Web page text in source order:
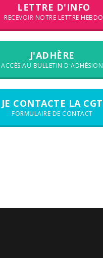
LETTRE D'INFO
RECEVOIR NOTRE LETTRE HEBDO
J'ADHÈRE
ACCÈS AU BULLETIN D'ADHÉSION
JE CONTACTE LA CGT
FORMULAIRE DE CONTACT